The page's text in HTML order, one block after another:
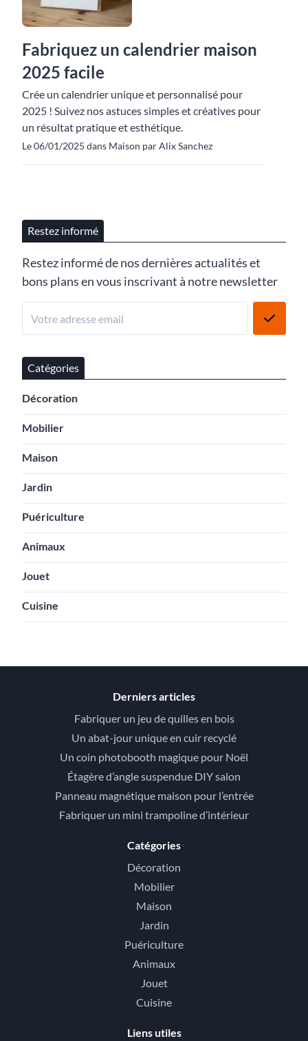
Fabriquez un calendrier maison
2025 facile
Crée un calendrier unique et personnalisé pour
2025 ! Suivez nos astuces simples et créatives pour
un résultat pratique et esthétique.
Le 06/01/2025 dans Maison par Alix Sanchez
Restez informé
Restez informé de nos dernières actualités et
bons plans en vous inscrivant à notre newsletter
Catégories
Décoration
Mobilier
Maison
Jardin
Puériculture
Animaux
Jouet
Cuisine
Derniers articles
Fabriquer un jeu de quilles en bois
Un abat-jour unique en cuir recyclé
Un coin photobooth magique pour Noël
Étagère d’angle suspendue DIY salon
Panneau magnétique maison pour l’entrée
Fabriquer un mini trampoline d’intérieur
Catégories
Décoration
Mobilier
Maison
Jardin
Puériculture
Animaux
Jouet
Cuisine
Liens utiles